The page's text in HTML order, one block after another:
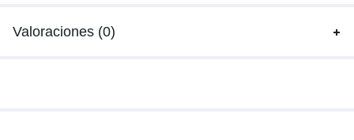
Valoraciones (0)